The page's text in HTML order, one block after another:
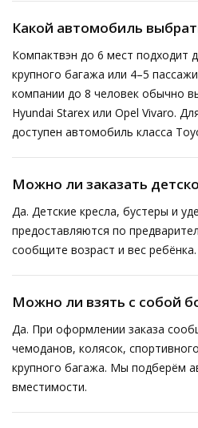
Какой автомобиль
Компактвэн до 6 мест подходит
крупного багажа или 4–5
компании до 8 человек обычно
Hyundai Starex или Opel Vivaro.
доступен автомобиль класса
Можно ли заказать
Да. Детские кресла, бустеры и
предоставляются по
сообщите возраст и вес ребёнка.
Можно ли взять с собой
Да. При оформлении заказа
чемоданов, колясок,
крупного багажа. Мы подберём
вместимости.